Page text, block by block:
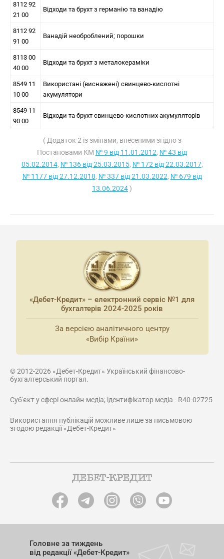
8112 92
21 00
Відходи та брухт з германію та ванадію
8112 92
91 00
Ванадій необроблений; порошки
8113 00
40 00
Відходи та брухт з металокераміки
8549 11
10 00
Використані (виснажені) свинцево-кислотні
акумулятори
8549 11
90 00
Відходи та брухт свинцево-кислотних акумуляторів
( Додаток 2 із змінами, внесеними згідно з
Постановами КМ № 9 від 11.01.2012, № 43 від
05.02.2014, № 136 від 25.03.2015, № 172 від 22.03.2017,
№ 1177 від 27.12.2018, № 337 від 21.03.2022, № 679 від
13.06.2024)
«Дебет-Кредит» – електронний сервіс №1 для
бухгалтерів 2024-2025 років
За версією аналітичного центру
«Вибір Країни»
© 2012-2026 «Дебет-Кредит» Український фінансово-
бухгалтерський портал.
Суб'єкт у сфері онлайн-медіа; ідентифікатор медіа - R40-02725
Використання публікацій можливе лише за письмовою
згодою редакції «Дебет-Кредит»
Головне за тиждень
від редакції «Дебет-Кредит»